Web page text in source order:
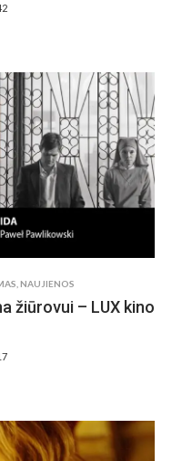
NAUJIENOS
žiūrovui – LUX kino